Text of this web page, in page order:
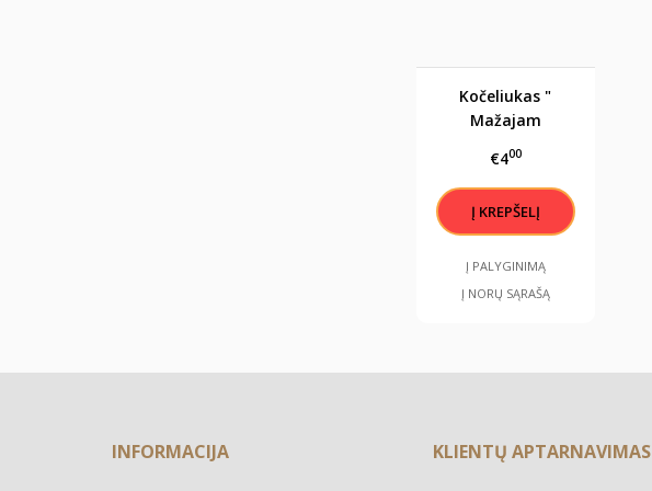
Kočeliukas "
Mažajam
€400
Į PALYGINIMĄ
Į NORŲ SĄRAŠĄ
INFORMACIJA KLIENTŲ APTARNAVIMAS